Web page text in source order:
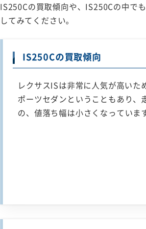
IS250Cの買取傾向や、IS250Cの中で
してみてください。
IS250Cの買取傾向
レクサスISは非常に人気が高いた
ポーツセダンということもあり
の、値落ち幅は小さくなっていま